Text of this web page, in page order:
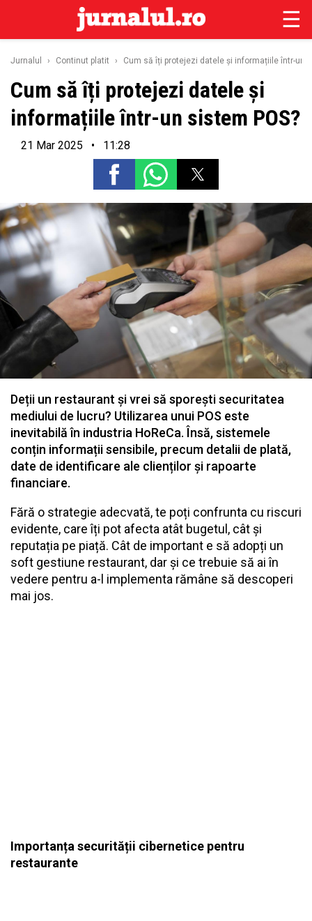
☰
Jurnalul › Continut platit › Cum să îți protejezi datele și informațiile într-un
Cum să îți protejezi datele și
informațiile într-un sistem POS?
21 Mar 2025 • 11:28
Deții un restaurant și vrei să sporești securitatea
mediului de lucru? Utilizarea unui POS este
inevitabilă în industria HoReCa. Însă, sistemele
conțin informații sensibile, precum detalii de plată,
date de identificare ale clienților și rapoarte
financiare.
Fără o strategie adecvată, te poți confrunta cu riscuri
evidente, care îți pot afecta atât bugetul, cât și
reputația pe piață. Cât de important e să adopți un
soft gestiune restaurant, dar și ce trebuie să ai în
vedere pentru a-l implementa rămâne să descoperi
mai jos.
Importanța securității cibernetice pentru
restaurante